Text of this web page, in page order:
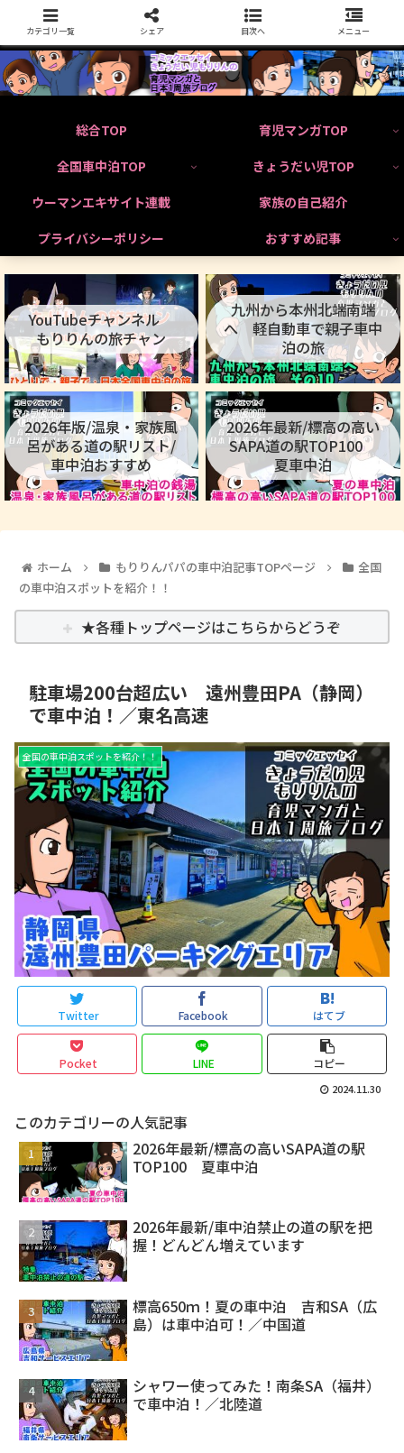
総合TOP
育児マンガTOP
全国車中泊TOP
きょうだい児TOP
ウーマンエキサイト連載
家族の自己紹介
プライバシーポリシー
おすすめ記事
YouTubeチャンネル
もりりんの旅チャン
九州から本州北端南端
へ 軽自動車で親子車中
泊の旅
2026年版/温泉・家族風
呂がある道の駅リスト/
車中泊おすすめ
2026年最新/標高の高い
SAPA道の駅TOP100
夏車中泊
ホーム もりりんパパの車中泊記事TOPページ
全国
の車中泊スポットを紹介！！
★各種トップページはこちらからどうぞ
駐車場200台超広い 遠州豊田PA（静岡）
で車中泊！／東名高速
全国の車中泊スポットを紹介！！
Twitter Facebook はてブ
Pocket LINE コピー
2024.11.30
このカテゴリーの人気記事
2026年最新/標高の高いSAPA道の駅
TOP100 夏車中泊
2026年最新/車中泊禁止の道の駅を把
握！どんどん増えています
標高650ｍ！夏の車中泊 吉和SA（広
島）は車中泊可！／中国道
シャワー使ってみた！南条SA（福井）
で車中泊！／北陸道
カテゴリ一覧 シェア 目次へ メニュー